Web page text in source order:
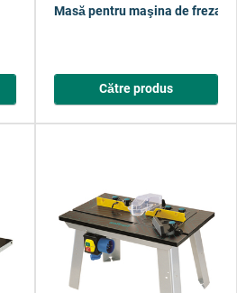
Masă pentru maşina de frezat
Către produs